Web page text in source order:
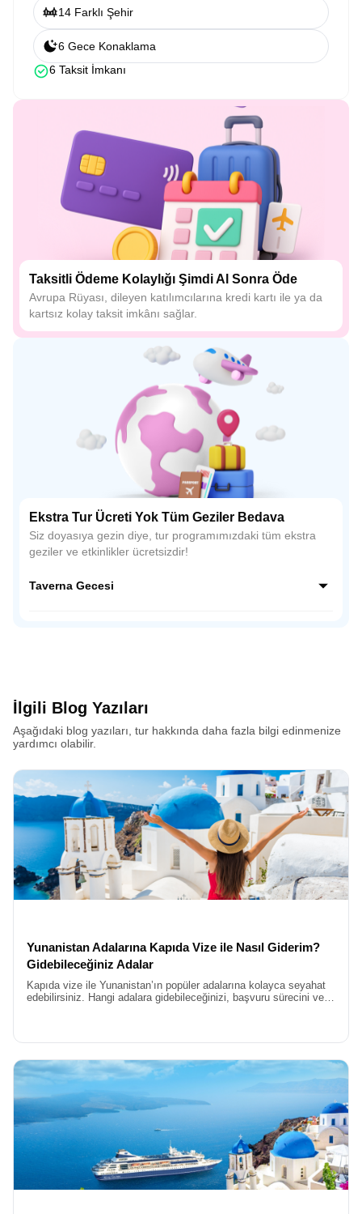
14 Farklı Şehir
6 Gece Konaklama
6 Taksit İmkanı
Taksitli Ödeme Kolaylığı Şimdi Al Sonra Öde
Avrupa Rüyası, dileyen katılımcılarına kredi kartı ile ya da
kartsız kolay taksit imkânı sağlar.
Ekstra Tur Ücreti Yok Tüm Geziler Bedava
Siz doyasıya gezin diye, tur programımızdaki tüm ekstra
geziler ve etkinlikler ücretsizdir!
Taverna Gecesi
yerel içecek ve lezzet ikramlarıyla tamamlanarak, Atina'daki
tatilinizin en unutulmaz anılarından biri haline gelecek!
İlgili Blog Yazıları
Aşağıdaki blog yazıları, tur hakkında daha fazla bilgi edinmenize
yardımcı olabilir.
Yunanistan Adalarına Kapıda Vize ile Nasıl Giderim?
Gidebileceğiniz Adalar
Kapıda vize ile Yunanistan’ın popüler adalarına kolayca seyahat
edebilirsiniz. Hangi adalara gidebileceğinizi, başvuru sürecini ve